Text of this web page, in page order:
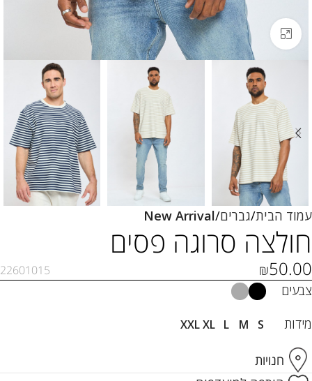
לחצו להגדלה
עמוד הבית גברים New Arrival
חולצה סרוגה פסים
₪50.00
22601015
צבעים
מידות S
M
L
XL
XXL
חנויות